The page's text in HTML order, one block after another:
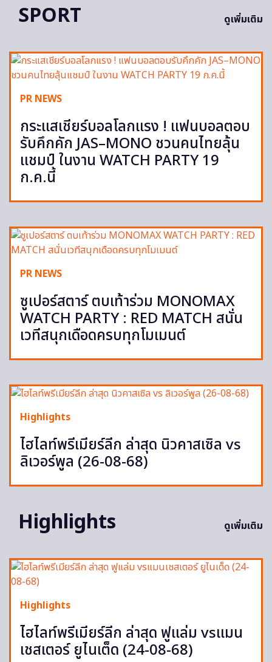
SPORT
ดูเพิ่มเติม
PR NEWS
กระแสเชียร์บอลโลกแรง ! แฟนบอลตอบ
รับคึกคัก JAS–MONO ชวนคนไทยลุ้น
แชมป์ ในงาน WATCH PARTY 19
ก.ค.นี้
PR NEWS
ซูเปอร์สตาร์ ตบเท้าร่วม MONOMAX
WATCH PARTY : RED MATCH สนั่น
เวทีสนุกเดือดครบทุกโมเมนต์
Highlights
ไฮไลท์พรีเมียร์ลีก ล่าสุด นิวคาสเซิล vs
ลิเวอร์พูล (26-08-68)
Highlights ดูเพิ่มเติม
Highlights
ไฮไลท์พรีเมียร์ลีก ล่าสุด ฟูแล่ม vsแมน
เชสเตอร์ ยูไนเต็ด (24-08-68)